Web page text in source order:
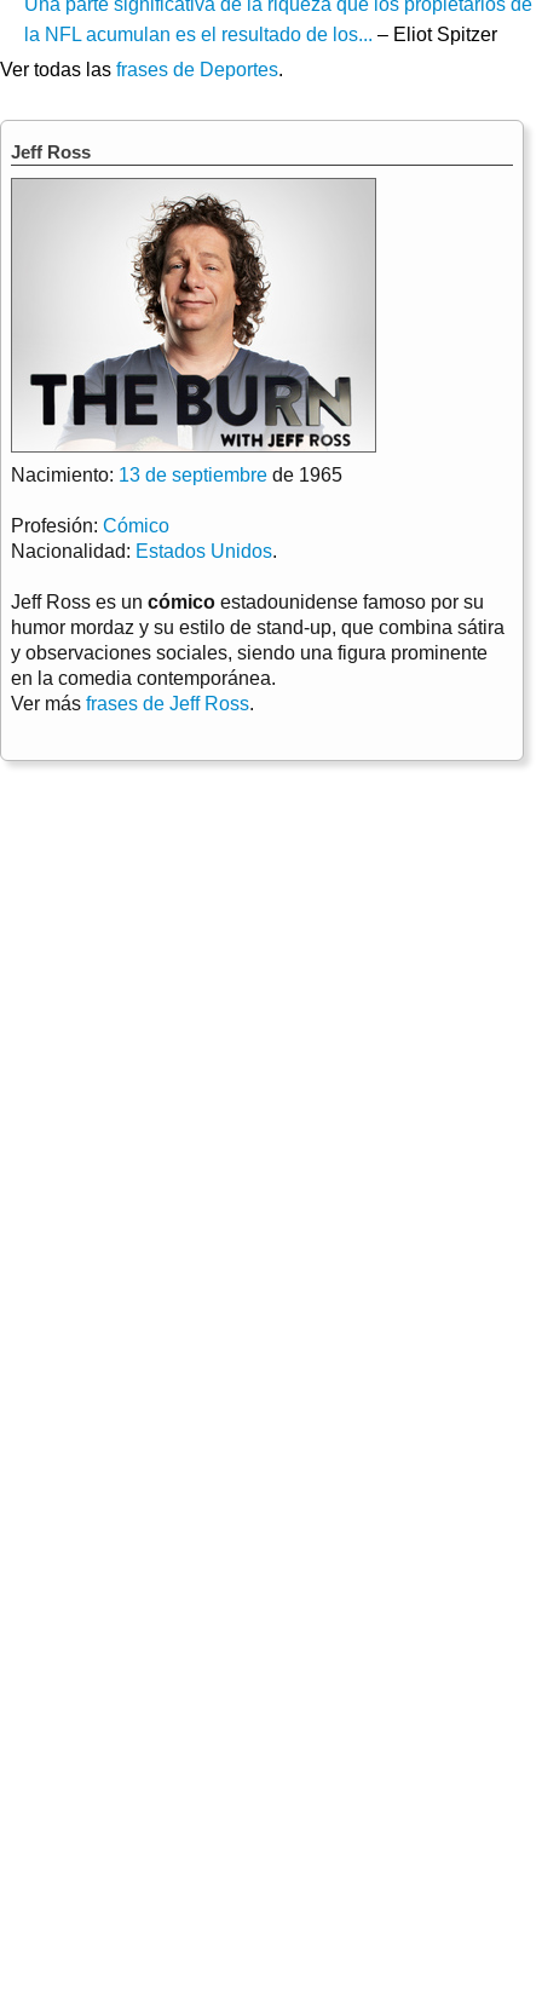
Una parte significativa de la riqueza que los propietarios de
la NFL acumulan es el resultado de los... – Eliot Spitzer
Ver todas las frases de Deportes.
Jeff Ross
Nacimiento: 13 de septiembre de 1965
Profesión: Cómico
Nacionalidad: Estados Unidos.
Jeff Ross es un cómico estadounidense famoso por su
humor mordaz y su estilo de stand-up, que combina sátira
y observaciones sociales, siendo una figura prominente
en la comedia contemporánea.
Ver más frases de Jeff Ross.